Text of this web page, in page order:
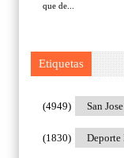
que de...
Etiquetas
San Jose
(4949)
Deporte
(1830)